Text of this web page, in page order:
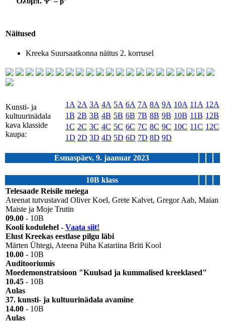
Näitused
Kreeka Suursaatkonna näitus 2. korrusel
Kunsti- ja
kultuurinädala
kava klasside
kaupa:
1A 2A 3A 4A 5A 6A 7A 8A 9A 10A 11A 12A
1B 2B 3B 4B 5B 6B 7B 8B 9B 10B 11B 12B
1C 2C 3C 4C 5C 6C 7C 8C 9C 10C 11C 12C
1D 2D 3D 4D 5D 6D 7D 8D 9D
Esmaspäev, 9. jaanuar 2023
10B klass
Telesaade Reisile meiega
Ateenat tutvustavad Oliver Koel, Grete Kalvet, Gregor Aab, Maian
Maiste ja Moje Trutin
09.00 - 10B
Kooli kodulehel - Vaata siit!
Elust Kreekas eestlase pilgu läbi
Märten Ühtegi, Ateena Püha Katariina Briti Kool
10.00 - 10B
Auditooriumis
Moedemonstratsioon "Kuulsad ja kummalised kreeklased"
10.45 - 10B
Aulas
37. kunsti- ja kultuurinädala avamine
14.00 - 10B
Aulas